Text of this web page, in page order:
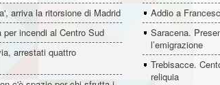
arriva la ritorsione di Madrid
incendi al Centro Sud
arrestati quattro
Addio a
Saracena.
l’emigrazione
Trebisacce.
reliquia